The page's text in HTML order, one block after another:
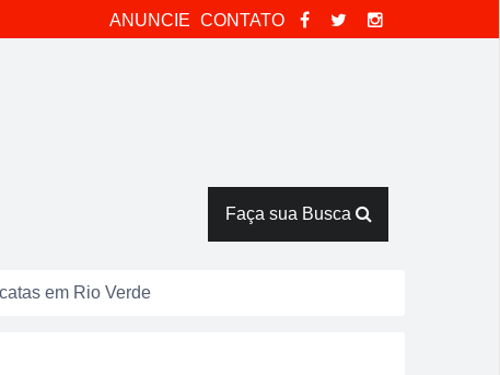
ANUNCIE CONTATO
Faça sua Busca
em Rio Verde